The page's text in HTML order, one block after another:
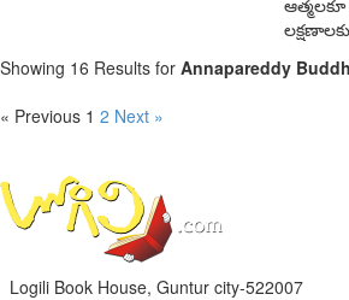
Showing 16 Results for Annapareddy
« Previous 1 2 Next »
Logili Book House, Guntur city-522007